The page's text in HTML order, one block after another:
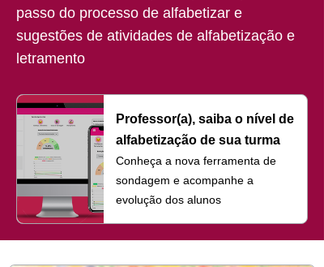
passo do processo de alfabetizar e
sugestões de atividades de alfabetização e
letramento
Professor(a), saiba o nível de
alfabetização de sua turma
Conheça a nova ferramenta de
sondagem e acompanhe a
evolução dos alunos